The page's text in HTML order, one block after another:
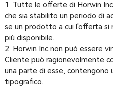
1. Tutte le offerte di Horwin
che sia stabilito un periodo di
se un prodotto a cui l'offerta
più disponibile.
2. Horwin Inc non può essere
Cliente può ragionevolmente
una parte di esse, contengono
tipografico.